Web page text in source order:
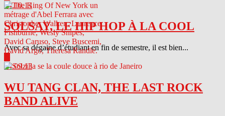
04.10.13
SOLSAY, LE HIP HOP À LA COOL
Avec sa dégaine d’étudiant en fin de semestre, il est bien...
04.09.13
WU TANG CLAN, THE LAST ROCK
BAND ALIVE